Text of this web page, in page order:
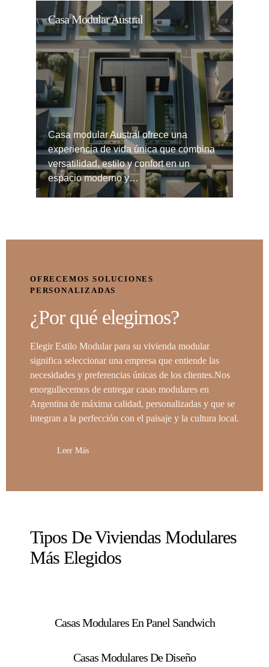
Casa Modular Austral
Casa modular Austral ofrece una
experiencia de vida única que combina
versatilidad, estilo y confort en un
espacio moderno y…
OFRECEMOS SOLUCIONES
PERSONALIZADAS
¿Por qué elegirnos?
Elegir Estilo Modular para su vivienda modular
significa seleccionar una empresa que entiende las
necesidades y preferencias únicas de los clientes.Nos
enorgullecemos de entregar casas modulares en
Argentina de máxima calidad, personalizadas y que se
integran a la perfección con el paisaje y la cultura local.
Leer Más
Tipos De Viviendas Modulares
Más Elegidos
Casas Modulares En Panel Sandwich
Casas Modulares De Diseño